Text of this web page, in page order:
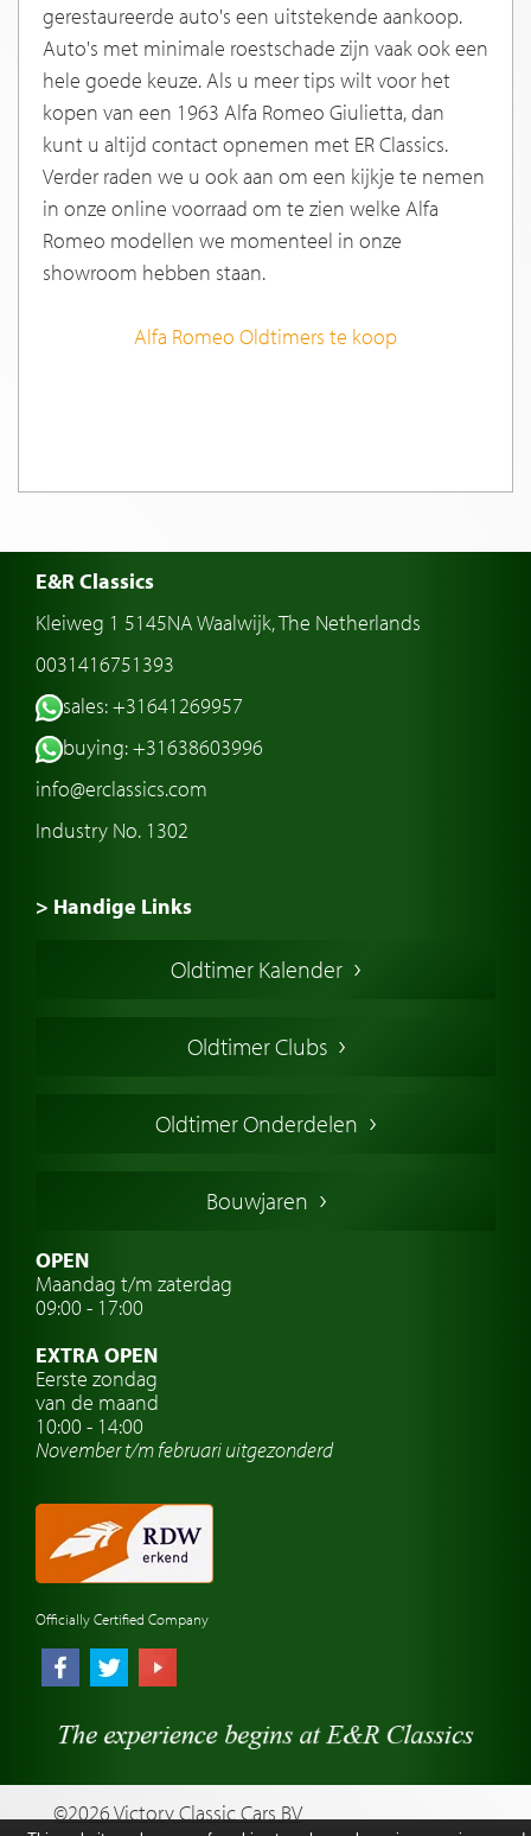
gerestaureerde auto's een uitstekende aankoop.
Auto's met minimale roestschade zijn vaak ook een
hele goede keuze. Als u meer tips wilt voor het
kopen van een 1963 Alfa Romeo Giulietta, dan
kunt u altijd contact opnemen met ER Classics.
Verder raden we u ook aan om een kijkje te nemen
in onze online voorraad om te zien welke Alfa
Romeo modellen we momenteel in onze
showroom hebben staan.
Alfa Romeo Oldtimers te koop
E&R Classics
Kleiweg 1 5145NA Waalwijk, The Netherlands
0031416751393
sales: +31641269957
buying: +31638603996
info@erclassics.com
Industry No. 1302
> Handige Links
Amerikaanse oldtimers
Franse oldtimers
Zweedse oldtimers
Oldtimer verzekering
Oldtimer reizen
Oldtimerwerkplaats
Automerk horloges
Classic cars Nederland
Oldtimer Kalender
Oldtimer Clubs
Oldtimer Onderdelen
Bouwjaren
OPEN
Maandag t/m zaterdag
09:00 - 17:00
EXTRA OPEN
Eerste zondag
van de maand
10:00 - 14:00
November t/m februariuitgezonderd
Officially Certified Company
©2026 Victory Classic Cars BV